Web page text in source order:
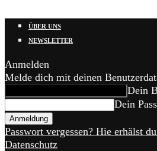
ÜBER UNS
NEWSLETTER
Anmelden
Melde dich mit deinen
Dein
Dein
Passwort vergessen? Hie erhälst
Datenschutz